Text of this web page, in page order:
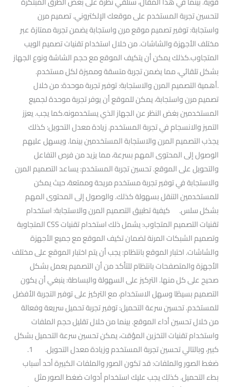
لتحسين تجربة المستخدم على موقعك الإلكتروني. تصميم مرن
واستجابة: توفير تصميم موقع مرن واستجابة يضمن تجربة ممتازة عبر
مختلف الأجهزة والشاشات. من خلال استخدام تقنيات تصميم الويب
المتجاوب.كذلك يمكن أن يتكيف الموقع مع حجم الشاشة ونوع الجهاز
بشكل تلقائي، مما يضمن تجربة متسقة ومميزة لكل مستخدم.
.أهمية التصميم المرن والاستجابة: توفير تجربة موحدة: من خلال
تصميم مرن واستجابة، يمكن للموقع أن يوفر تجربة موحدة لجميع
المستخدمين بغض النظر عن الجهاز الذي يستخدمونه.كما يجب. يعزز
التميز والانسجام في تجربة المستخدم. زيادة معدل التحويل: كذلك
يجذب التصميم المرن والاستجابة المستخدمين بينما. ويسهل عليهم
الوصول إلى المحتوى المهم بسرعة، مما يزيد من فرص التفاعل
والتحويل على الموقع. تحسين تجربة المستخدم: يساعد التصميم المرن
والاستجابة في توفير تجربة مستخدم مريحة وممتعة، حيث يمكن
للمستخدمين التنقل بسهولة كذلك. والوصول إلى المحتوى المهم
بشكل سلس. كيفية تطبيق التصميم المرن والاستجابة: استخدام
تقنيات التصميم المتجاوب: يشمل ذلك استخدام تقنيات CSS المتجاوبة
وتصميم الشبكات المرنة لضمان تكيف الموقع مع جميع الأجهزة
والشاشات. اختبار الموقع بانتظام: يجب أن يتم اختبار الموقع على مختلف
الأجهزة والمتصفحات بانتظام للتأكد من أن التصميم يعمل بشكل
صحيح على كل منها. التركيز على السهولة والبساطة: ينبغي أن يكون
التصميم بسيطًا وسهل الاستخدام، مع التركيز على توفير التجربة الأفضل
للمستخدم. تحسين سرعة التحميل: توفير تجربة تحميل سريعة وفعالة
من خلال تحسين أداء الموقع. بينما من خلال تقليل حجم الملفات
واستخدام تقنيات التخزين المؤقت، يمكن تحسين سرعة التحميل بشكل
كبير، وبالتالي تحسين تجربة المستخدم وزيادة معدل التحويل. 1.
ضغط الصور والملفات: قد تكون الصور والملفات الكبيرة أحد أسباب
بطء التحميل. كذلك يجب عليك استخدام أدوات ضغط الصور مثل